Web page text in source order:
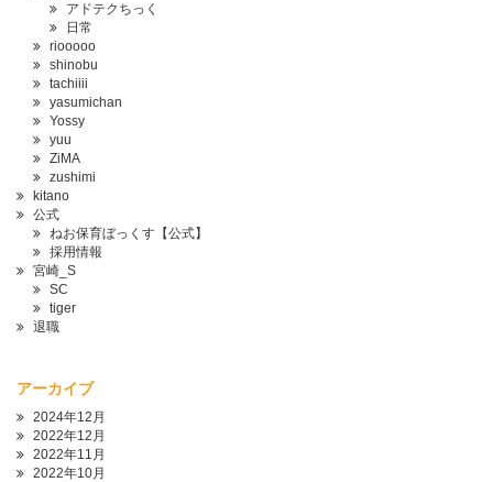
アドテクちっく
日常
riooooo
shinobu
tachiiii
yasumichan
Yossy
yuu
ZiMA
zushimi
kitano
公式
ねお保育ぼっくす【公式】
採用情報
宮崎_S
SC
tiger
退職
アーカイブ
2024年12月
2022年12月
2022年11月
2022年10月